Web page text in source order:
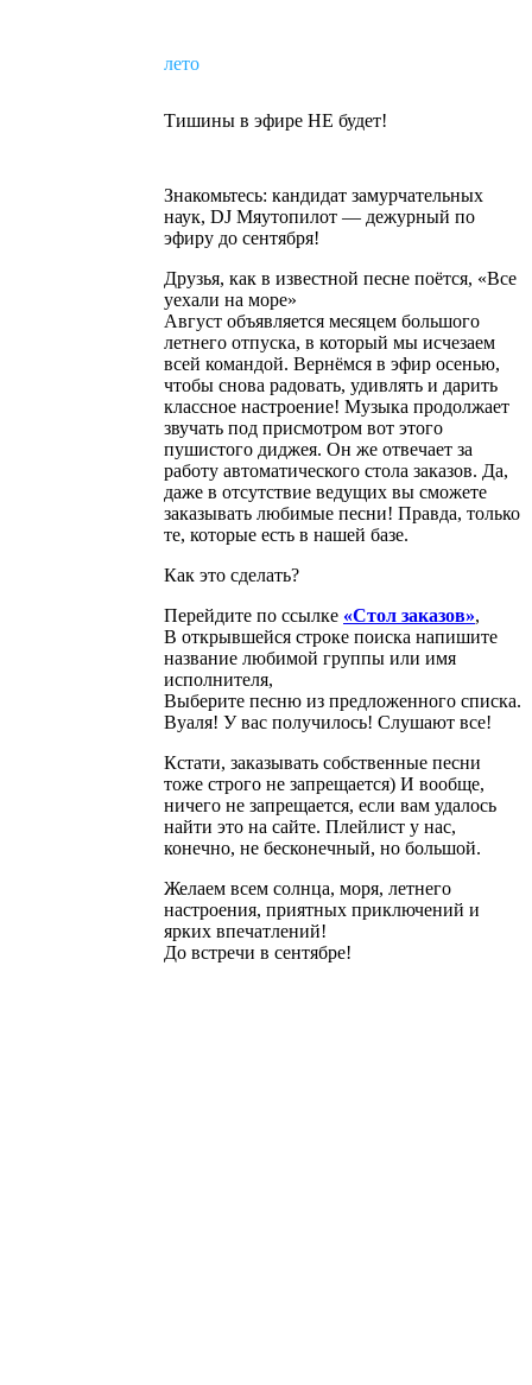
лето
Тишины в эфире НЕ будет!
Знакомьтесь: кандидат замурчательных
наук, DJ Мяутопилот — дежурный по
эфиру до сентября!
Друзья, как в известной песне поётся, «Все
уехали на море»
Август объявляется месяцем большого
летнего отпуска, в который мы исчезаем
всей командой. Вернёмся в эфир осенью,
чтобы снова радовать, удивлять и дарить
классное настроение! Музыка продолжает
звучать под присмотром вот этого
пушистого диджея. Он же отвечает за
работу автоматического стола заказов. Да,
даже в отсутствие ведущих вы сможете
заказывать любимые песни! Правда, только
те, которые есть в нашей базе.
Как это сделать?
Перейдите по ссылке «Стол заказов»,
В открывшейся строке поиска напишите
название любимой группы или имя
исполнителя,
Выберите песню из предложенного списка.
Вуаля! У вас получилось! Слушают все!
Кстати, заказывать собственные песни
тоже строго не запрещается) И вообще,
ничего не запрещается, если вам удалось
найти это на сайте. Плейлист у нас,
конечно, не бесконечный, но большой.
Желаем всем солнца, моря, летнего
настроения, приятных приключений и
ярких впечатлений!
До встречи в сентябре!